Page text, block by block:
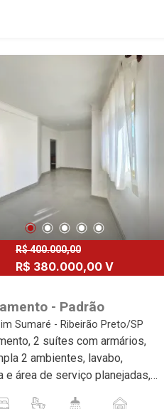
- Área de serviço -
serviço - 2 vagas Martinelli
- excelência absoluta no
imobiliário de Ribeirão Preto.
em imóveis de alto padrão,
de casas térreas, sobrados e
nos mais desejados
da Zona Sul, conhecidos
segurança, infraestrutura
e qualidade de vida
Atuamos nos
de maior prestígio
Jardim Olhos D`Água,
Parque, Borda da Mata, Bela
Alpha, Alphaville I, II e III,
Nova Aliança Sul, Alto do Vale,
do Golfe, Terras de Florença,
de Siena, Quinta dos Ventos,
Vitta Ribeirão, Ipê Rosa, Ipê
R$ 400.000,00
R$ 380.000,00 V
- Padrão
Sumaré - Ribeirão Preto/SP
2 suítes com armários,
2 ambientes, lavabo,
e área de serviço planejadas,